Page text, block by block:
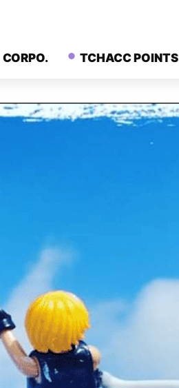
CORPO. TCHACC POINTS